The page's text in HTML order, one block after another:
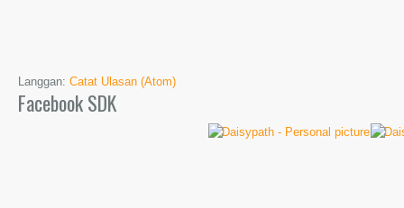
Langgan: Catat Ulasan (Atom)
Facebook SDK